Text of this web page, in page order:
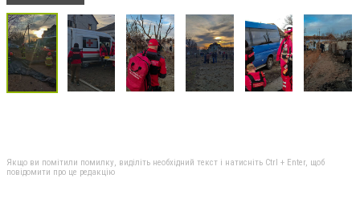
Якщо ви помітили помилку, виділіть необхідний текст і натисніть Ctrl + Enter, щоб
повідомити про це редакцію